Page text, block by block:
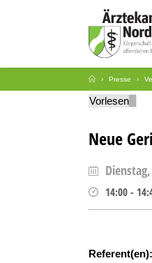
Presse
Vorlesen
Neue
14:00 -
Referent(en):